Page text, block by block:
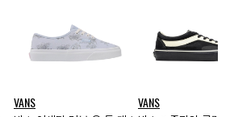
VANS VANS